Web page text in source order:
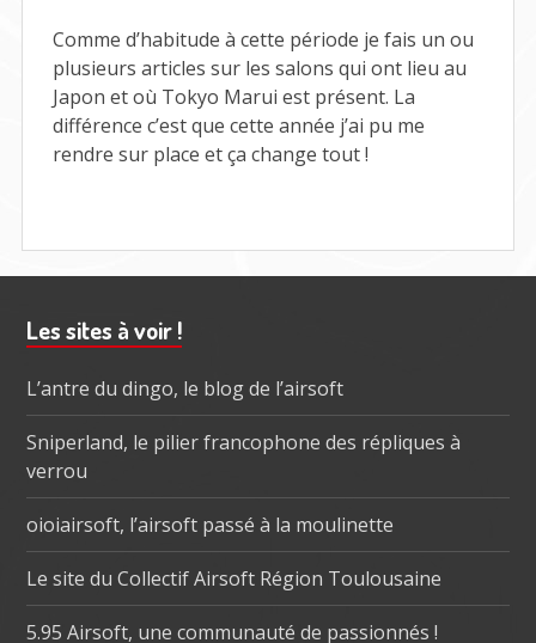
2025
:
J’Y
ÉTAIS
!
Comme d’habitude à cette période je fais un ou
plusieurs articles sur les salons qui ont lieu au
Japon et où Tokyo Marui est présent. La
différence c’est que cette année j’ai pu me
rendre sur place et ça change tout !
Barre
subsidiaire
Les sites à voir !
L’antre du dingo, le blog de l’airsoft
Sniperland, le pilier francophone des répliques à
verrou
oioiairsoft, l’airsoft passé à la moulinette
Le site du Collectif Airsoft Région Toulousaine
5.95 Airsoft, une communauté de passionnés !